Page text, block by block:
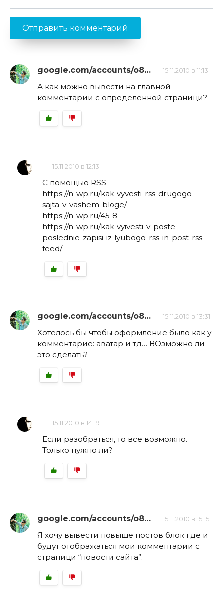
google.com/accounts/o8… 15.11.2010 в 11:13
А как можно вывести на главной
комментарии с определённой страници?
15.11.2010 в 12:13
С помощью RSS
https://n-wp.ru/kak-vyvesti-rss-drugogo-
sajta-v-vashem-bloge/
https://n-wp.ru/4518
https://n-wp.ru/kak-vyivesti-v-poste-
poslednie-zapisi-iz-lyubogo-rss-in-post-rss-
feed/
google.com/accounts/o8… 15.11.2010 в 13:31
Хотелось бы чтобы оформление было как у
комментарие: аватар и тд… ВОзможно ли
это сделать?
15.11.2010 в 14:19
Если разобраться, то все возможно.
Только нужно ли?
google.com/accounts/o8… 15.11.2010 в 15:15
Я хочу вывести повыше постов блок где и
будут отображаться мои комментарии с
страници “новости сайта”.